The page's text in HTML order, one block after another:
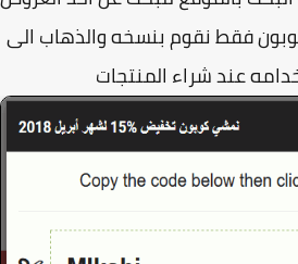
فقط نقوم بنسخه والذهاب الى
عند شراء المنتجات